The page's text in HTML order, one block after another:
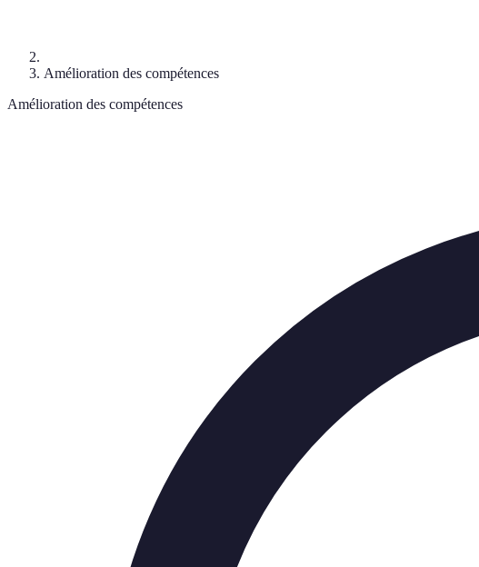
Amélioration des compétences
Amélioration des compétences